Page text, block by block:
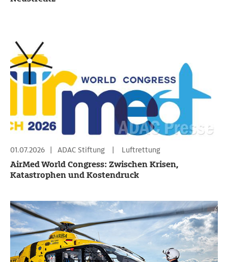
01.07.2026 | ADAC Stiftung | Luftrettung
AirMed World Congress: Zwischen Krisen,
Katastrophen und Kostendruck